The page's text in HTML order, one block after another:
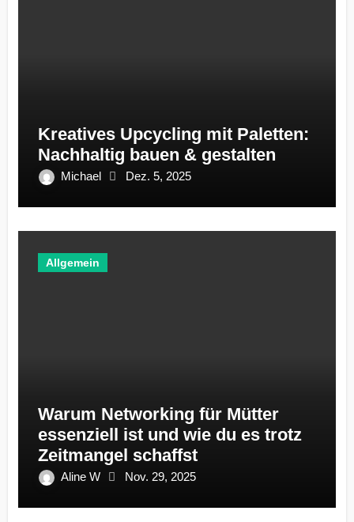
Kreatives Upcycling mit Paletten:
Nachhaltig bauen & gestalten
Michael Dez. 5, 2025
Allgemein
Warum Networking für Mütter
essenziell ist und wie du es trotz
Zeitmangel schaffst
Aline W Nov. 29, 2025